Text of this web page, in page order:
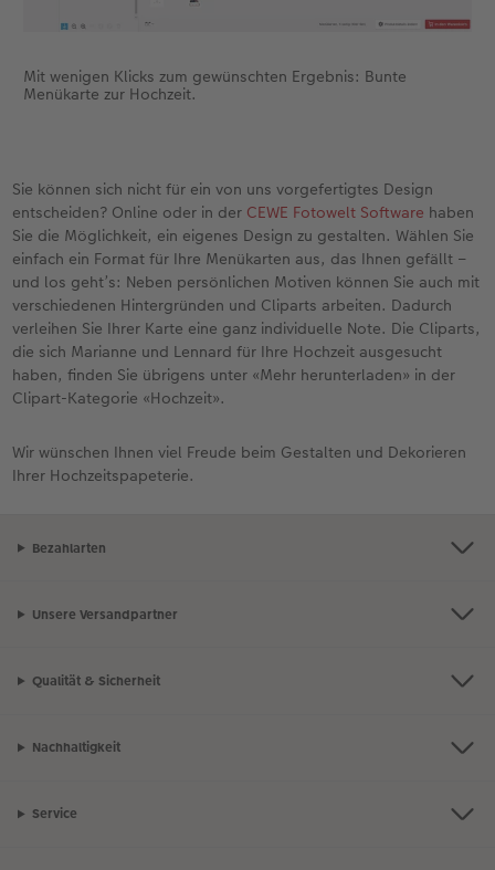
Mit wenigen Klicks zum gewünschten Ergebnis: Bunte
Menükarte zur Hochzeit.
Sie können sich nicht für ein von uns vorgefertigtes Design
entscheiden? Online oder in der CEWE Fotowelt Software haben
Sie die Möglichkeit, ein eigenes Design zu gestalten. Wählen Sie
einfach ein Format für Ihre Menükarten aus, das Ihnen gefällt –
und los geht’s: Neben persönlichen Motiven können Sie auch mit
verschiedenen Hintergründen und Cliparts arbeiten. Dadurch
verleihen Sie Ihrer Karte eine ganz individuelle Note. Die Cliparts,
die sich Marianne und Lennard für Ihre Hochzeit ausgesucht
haben, finden Sie übrigens unter «Mehr herunterladen» in der
Clipart-Kategorie «Hochzeit».
Wir wünschen Ihnen viel Freude beim Gestalten und Dekorieren
Ihrer Hochzeitspapeterie.
Bezahlarten
Unsere Versandpartner
Qualität & Sicherheit
Nachhaltigkeit
Service